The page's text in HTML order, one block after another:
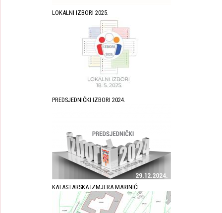
LOKALNI IZBORI 2025.
PREDSJEDNIČKI IZBORI 2024.
KATASTARSKA IZMJERA MARINIĆI